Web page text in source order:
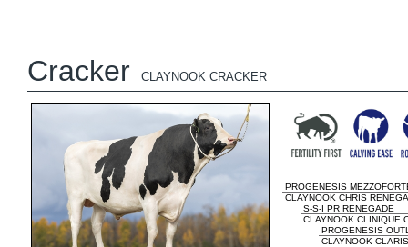
Cracker CLAYNOOK CRACKER
PROGENESIS
CLAYNOOK CHRIS
S-S-I PR RENEGADE
CLAYNOOK CLINIQUE
PROGENESIS
CLAYNOOK